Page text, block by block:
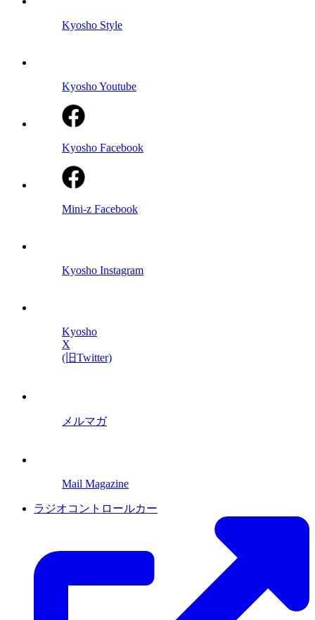
Kyosho Style
Kyosho Youtube
Kyosho Facebook
Mini-z Facebook
Kyosho Instagram
Kyosho
X
(旧Twitter)
メルマガ
Mail Magazine
ラジオコントロールカー